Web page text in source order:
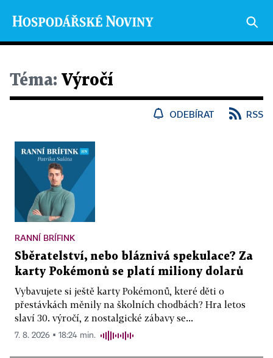
Téma: Výročí
ODEBÍRAT RSS
RANNÍ BRÍFINK
Sběratelství, nebo bláznivá spekulace? Za
karty Pokémonů se platí miliony dolarů
Vybavujete si ještě karty Pokémonů, které děti o
přestávkách měnily na školních chodbách? Hra letos
slaví 30. výročí, z nostalgické zábavy se...
7. 8. 2026 ▪ 18:24 min.